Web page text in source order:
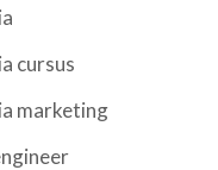
cursus
marketing